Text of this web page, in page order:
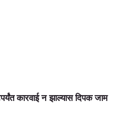
कारवाई न झाल्यास दिपक जाम